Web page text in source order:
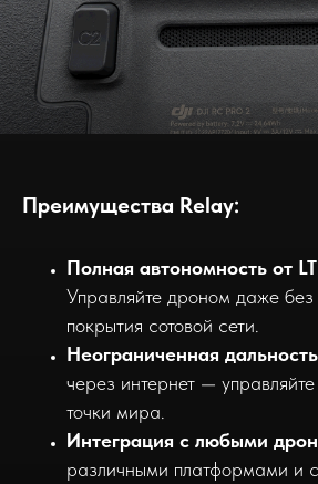
Преимущества Relay:
Полная автономность от
Управляйте дроном даже
покрытия сотовой сети.
Неограниченная
через интернет —
точки мира.
Интеграция с любыми
различными платформами и